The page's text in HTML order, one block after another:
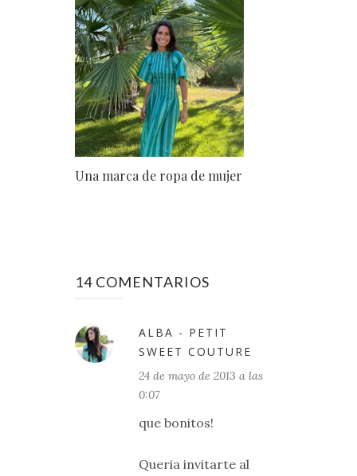
Una marca de ropa de mujer
14 COMENTARIOS
ALBA - PETIT
SWEET COUTURE
24 de mayo de 2013 a las
0:07
que bonitos!
Queria invitarte al